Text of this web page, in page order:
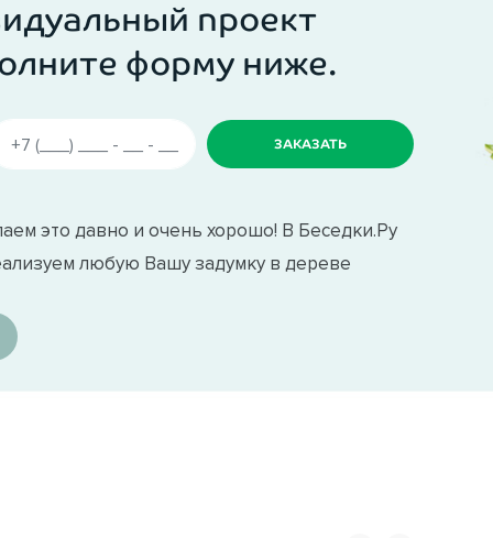
проект
форму ниже.
это давно и очень хорошо! В Беседки.Ру
любую Вашу задумку в дереве